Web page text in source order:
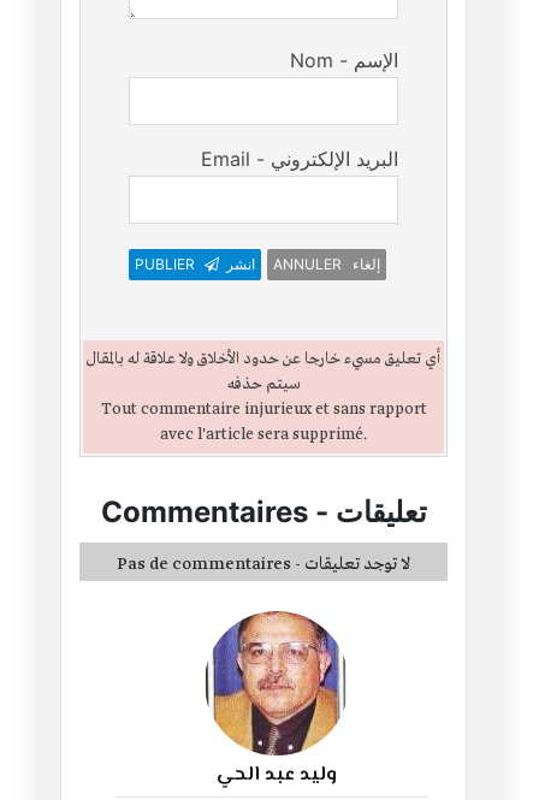
وليد عبد الحي
Nom - الإسم
Email - البريد الإلكتروني
PUBLIER انشر ANNULER إلغاء
أي تعليق مسيء خارجا عن حدود الأخلاق ولا علاقة له بالمقال
سيتم حذفه
Tout commentaire injurieux et sans rapport
avec l'article sera supprimé.
Commentaires- تعليقات
Pas de commentaires - لا توجد تعليقات